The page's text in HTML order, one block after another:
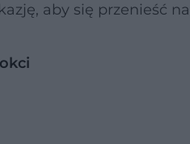
aby się przenieść